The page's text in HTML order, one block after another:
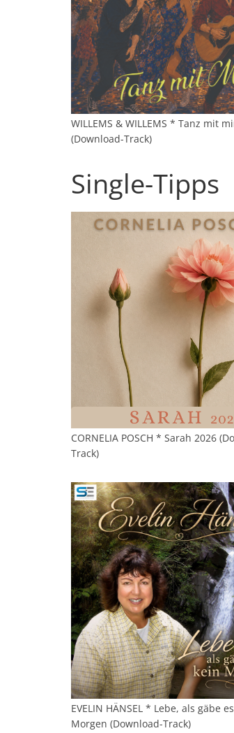
WILLEMS & WILLEMS * Tanz mit
(Download-Track)
Single-Tipps
CORNELIA POSCH * Sarah 2026
Track)
EVELIN HÄNSEL * Lebe, als gäbe
Morgen (Download-Track)